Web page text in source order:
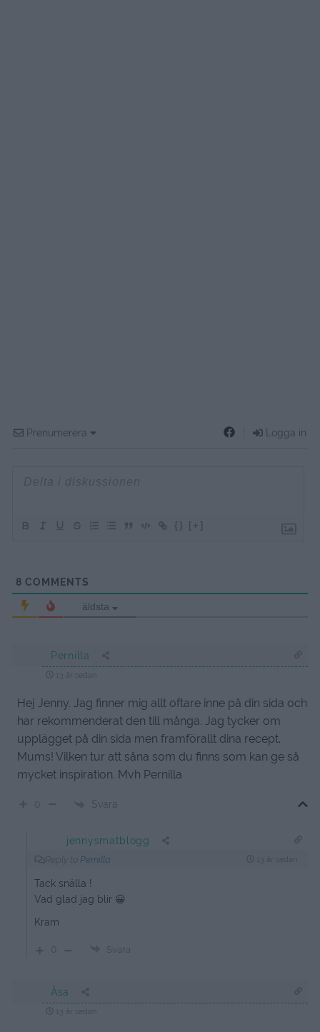
Prenumerera Logga in
{} [+]
8 COMMENTS
äldsta
Pernilla
13 år sedan
Hej Jenny. Jag finner mig allt oftare inne på din sida och
har rekommenderat den till många. Jag tycker om
upplägget på din sida men framförallt dina recept.
Mums! Vilken tur att såna som du finns som kan ge så
mycket inspiration. Mvh Pernilla
Svara
jennysmatblogg
Pernilla
Tack snälla !
Vad glad jag blir 😀
Kram
Svara
Åsa
13 år sedan